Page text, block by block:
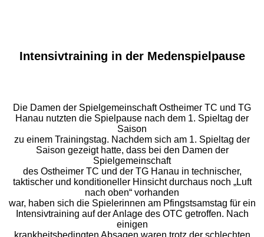
Intensivtraining in der Medenspielpause
Die Damen der Spielgemeinschaft Ostheimer TC und TG
Hanau nutzten die Spielpause nach dem 1. Spieltag der
Saison
zu einem Trainingstag. Nachdem sich am 1. Spieltag der
Saison gezeigt hatte, dass bei den Damen der
Spielgemeinschaft
des Ostheimer TC und der TG Hanau in technischer,
taktischer und konditioneller Hinsicht durchaus noch „Luft
nach oben“ vorhanden
war, haben sich die Spielerinnen am Pfingstsamstag für ein
Intensivtraining auf der Anlage des OTC getroffen. Nach
einigen
krankheitsbedingten Absagen waren trotz der schlechten